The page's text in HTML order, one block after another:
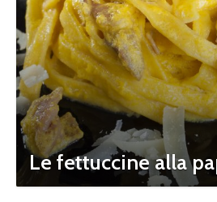
Le fettuccine alla